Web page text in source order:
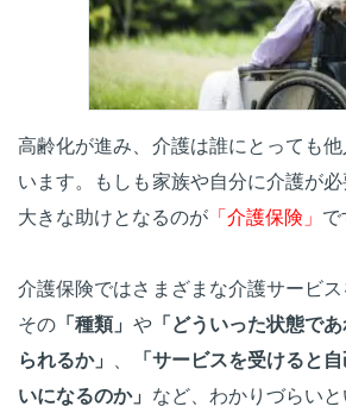
高齢化が進み、介護は誰にとっても
います。もしも家族や自分に介護が必
大きな助けとなるのが 「介護保険」 で
介護保険ではさまざまな介護サービス
その 「種類」 や「どういった状態で
られるか」
「サービスを受けると
いになるのか」 など、わかりづらい